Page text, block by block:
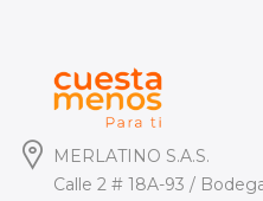
MERLATINO S.A.S.
Calle 2 # 18A-93 /